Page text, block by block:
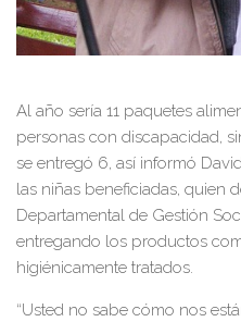
Al año sería 11 paquetes
personas con discapacidad,
se entregó 6, así informó
las niñas beneficiadas, quien
Departamental de Gestión
entregando los productos
higiénicamente tratados.
“Usted no sabe cómo nos